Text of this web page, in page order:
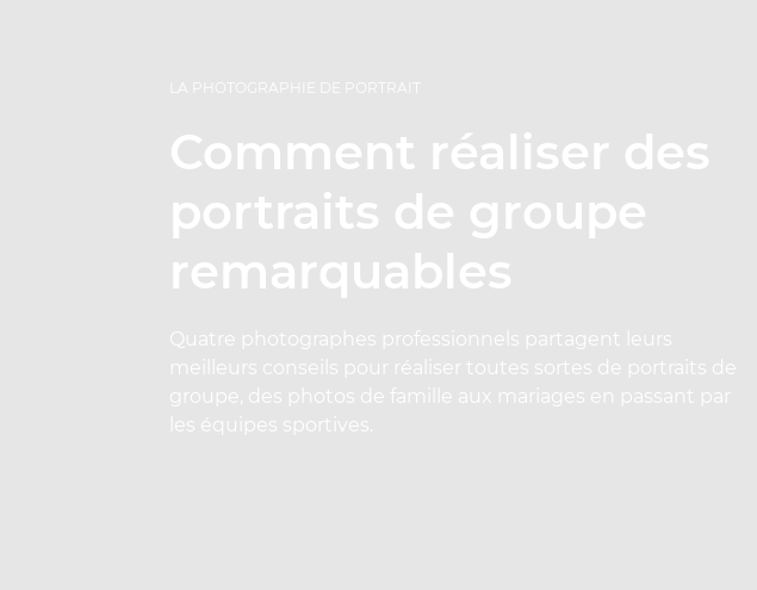
LA PHOTOGRAPHIE DE PORTRAIT
Comment réaliser des
portraits de groupe
remarquables
Quatre photographes professionnels partagent leurs
meilleurs conseils pour réaliser toutes sortes de portraits de
groupe, des photos de famille aux mariages en passant par
les équipes sportives.